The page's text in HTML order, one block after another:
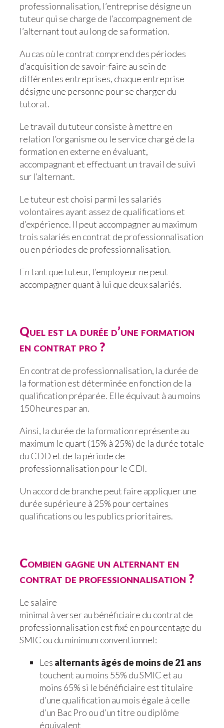
professionnalisation, l’entreprise désigne un
tuteur qui se charge de l’accompagnement de
l’alternant tout au long de sa formation.
Au cas où le contrat comprend des périodes
d’acquisition de savoir-faire au sein de
différentes entreprises, chaque entreprise
désigne une personne pour se charger du
tutorat.
Le travail du tuteur consiste à mettre en
relation l’organisme ou le service chargé de la
formation en externe en évaluant,
accompagnant et effectuant un travail de suivi
sur l’alternant.
Le tuteur est choisi parmi les salariés
volontaires ayant assez de qualifications et
d’expérience. Il peut accompagner au maximum
trois salariés en contrat de professionnalisation
ou en périodes de professionnalisation.
En tant que tuteur, l’employeur ne peut
accompagner quant à lui que deux salariés.
Quel est la durée d’une formation
en contrat pro ?
En contrat de professionnalisation, la durée de
la formation est déterminée en fonction de la
qualification préparée. Elle équivaut à au moins
150 heures par an.
Ainsi, la durée de la formation représente au
maximum le quart (15% à 25%) de la durée totale
du CDD et de la période de
professionnalisation pour le CDI.
Un accord de branche peut faire appliquer une
durée supérieure à 25% pour certaines
qualifications ou les publics prioritaires.
Combien gagne un alternant en
contrat de professionnalisation ?
Le salaire
minimal à verser au bénéficiaire du contrat de
professionnalisation est fixé en pourcentage du
SMIC ou du minimum conventionnel:
Les alternants âgés de moins de 21 ans
touchent au moins 55% du SMIC et au
moins 65% si le bénéficiaire est titulaire
d’une qualification au mois égale à celle
d’un Bac Pro ou d’un titre ou diplôme
équivalent